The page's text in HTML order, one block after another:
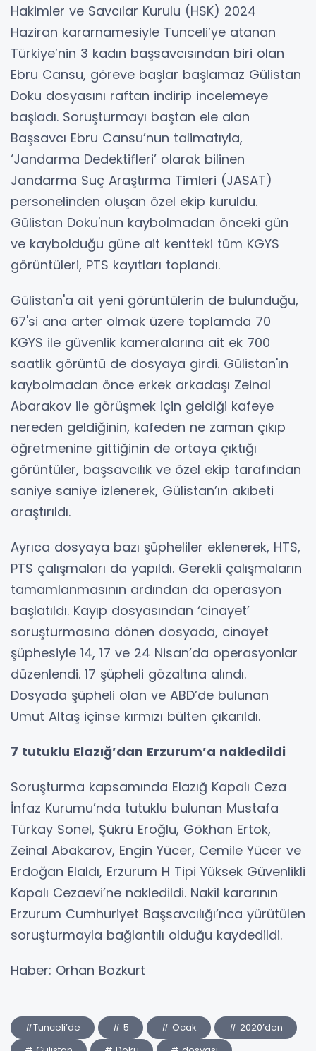
Hakimler ve Savcılar Kurulu (HSK) 2024
Haziran kararnamesiyle Tunceli’ye atanan
Türkiye’nin 3 kadın başsavcısından biri olan
Ebru Cansu, göreve başlar başlamaz Gülistan
Doku dosyasını raftan indirip incelemeye
başladı. Soruşturmayı baştan ele alan
Başsavcı Ebru Cansu’nun talimatıyla,
‘Jandarma Dedektifleri’ olarak bilinen
Jandarma Suç Araştırma Timleri (JASAT)
personelinden oluşan özel ekip kuruldu.
Gülistan Doku'nun kaybolmadan önceki gün
ve kaybolduğu güne ait kentteki tüm KGYS
görüntüleri, PTS kayıtları toplandı.
Gülistan'a ait yeni görüntülerin de bulunduğu,
67'si ana arter olmak üzere toplamda 70
KGYS ile güvenlik kameralarına ait ek 700
saatlik görüntü de dosyaya girdi. Gülistan'ın
kaybolmadan önce erkek arkadaşı Zeinal
Abarakov ile görüşmek için geldiği kafeye
nereden geldiğinin, kafeden ne zaman çıkıp
öğretmenine gittiğinin de ortaya çıktığı
görüntüler, başsavcılık ve özel ekip tarafından
saniye saniye izlenerek, Gülistan’ın akıbeti
araştırıldı.
Ayrıca dosyaya bazı şüpheliler eklenerek, HTS,
PTS çalışmaları da yapıldı. Gerekli çalışmaların
tamamlanmasının ardından da operasyon
başlatıldı. Kayıp dosyasından ‘cinayet’
soruşturmasına dönen dosyada, cinayet
şüphesiyle 14, 17 ve 24 Nisan’da operasyonlar
düzenlendi. 17 şüpheli gözaltına alındı.
Dosyada şüpheli olan ve ABD’de bulunan
Umut Altaş içinse kırmızı bülten çıkarıldı.
7 tutuklu Elazığ’dan Erzurum’a nakledildi
Soruşturma kapsamında Elazığ Kapalı Ceza
İnfaz Kurumu’nda tutuklu bulunan Mustafa
Türkay Sonel, Şükrü Eroğlu, Gökhan Ertok,
Zeinal Abakarov, Engin Yücer, Cemile Yücer ve
Erdoğan Elaldı, Erzurum H Tipi Yüksek Güvenlikli
Kapalı Cezaevi’ne nakledildi. Nakil kararının
Erzurum Cumhuriyet Başsavcılığı’nca yürütülen
soruşturmayla bağlantılı olduğu kaydedildi.
Haber: Orhan Bozkurt
#Tunceli’de # 5 # Ocak
# 2020’den